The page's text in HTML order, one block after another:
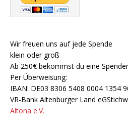
Wir freuen uns auf jede Spende
klein oder groß
Ab 250€ bekommst du eine
Per Überweisung:
IBAN: DE03 8306 5408 0004 1354
VR-Bank Altenburger Land
Altona e.V.